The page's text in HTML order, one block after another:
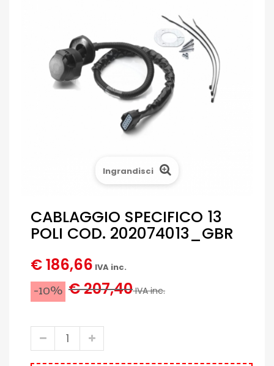
Ingrandisci
CABLAGGIO SPECIFICO 13
POLI COD. 202074013_GBR
€ 186,66 IVA inc.
-10% € 207,40IVA inc.